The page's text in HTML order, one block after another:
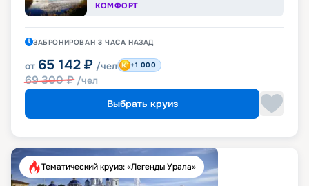
КОМФОРТ
ЗАБРОНИРОВАН 3 ЧАСА НАЗАД
от 65 142 ₽ /чел
69 300₽ /чел
+1 000
Выбрать круиз
Тематический круиз: «Легенды Урала»